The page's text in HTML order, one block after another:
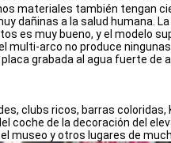
materiales también tengan
dañinas a la salud humana.
es muy bueno, y el modelo
multi-arco no produce
grabada al agua fuerte de
clubs ricos, barras
coche de la decoración del
museo y otros lugares de